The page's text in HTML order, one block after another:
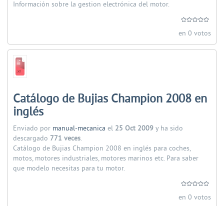
Información sobre la gestion electrónica del motor.
en 0 votos
Catálogo de Bujias Champion 2008 en
inglés
Enviado por manual-mecanica el 25 Oct 2009 y ha sido
descargado 771 veces.
Catálogo de Bujias Champion 2008 en inglés para coches,
motos, motores industriales, motores marinos etc. Para saber
que modelo necesitas para tu motor.
en 0 votos